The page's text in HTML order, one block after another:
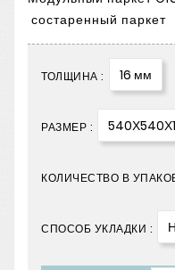
состаренный паркет
ТОЛЩИНА : 16 мм
РАЗМЕР :
КОЛИЧЕСТВО В
СПОСОБ УКЛАДКИ :